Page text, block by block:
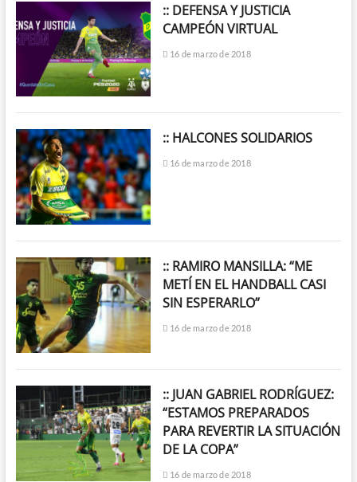
:: DEFENSA Y JUSTICIA
CAMPEÓN VIRTUAL
16 de marzo de 2018
:: HALCONES SOLIDARIOS
16 de marzo de 2018
:: RAMIRO MANSILLA: “ME
METÍ EN EL HANDBALL CASI
SIN ESPERARLO”
16 de marzo de 2018
:: JUAN GABRIEL RODRÍGUEZ:
“ESTAMOS PREPARADOS
PARA REVERTIR LA SITUACIÓN
DE LA COPA”
16 de marzo de 2018